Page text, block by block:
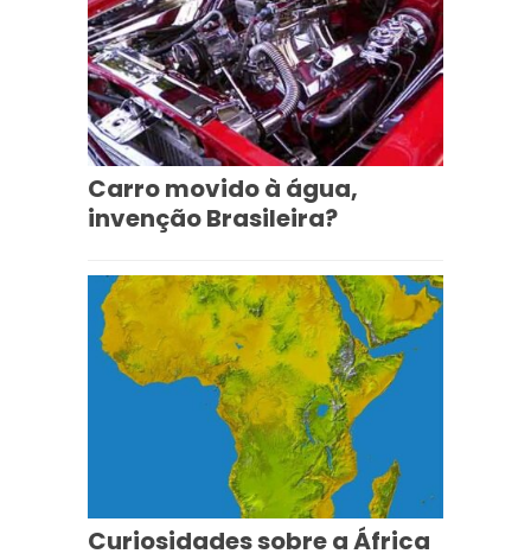
Carro movido à água,
invenção Brasileira?
Curiosidades sobre a África